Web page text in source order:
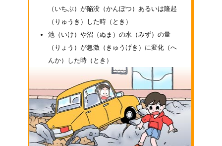
（いちぶ） が陥没 （かんぼつ） あるいは隆起
（りゅうき）
した時 （とき）
池 （いけ） や沼 （ぬま） の水 （みず） の量
（りょう） が急激 （きゅうげき） に変化 （へ
んか）
した時 （とき）